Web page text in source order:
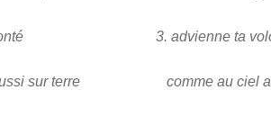
3. advienne ta
sur terre comme au ciel